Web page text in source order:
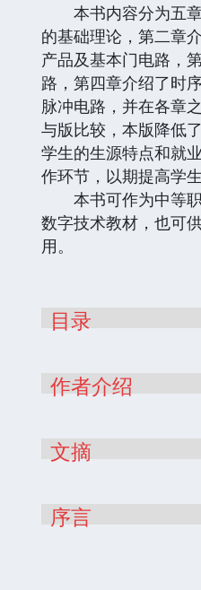
本书内容分为五章
的基础理论，第二章
产品及基本门电路，
路，第四章介绍了时
脉冲电路，并在各章
与版比较，本版降低
学生的生源特点和就
作环节，以期提高学
本书可作为中等职
数字技术教材，也可
用。
目录
作者介绍
文摘
序言